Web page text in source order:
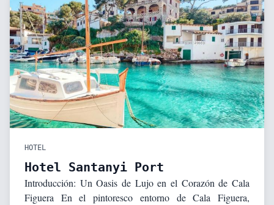
HOTEL
Hotel Santanyi Port
Introducción: Un Oasis de Lujo en el Corazón de Cala
Figuera En el pintoresco entorno de Cala Figuera,